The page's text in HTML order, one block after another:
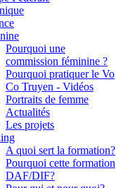
Pourquoi une
commission féminine ?
Pourquoi pratiquer le Vo
Co Truyen - Vidéos
Portraits de femme
Actualités
Les projets
A quoi sert la formation?
Pourquoi cette formation
DAF/DIF?